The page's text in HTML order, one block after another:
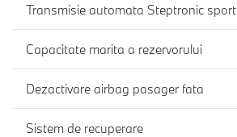
Transmisie automata Steptronic sport
Capacitate marita a rezervorului
Dezactivare airbag pasager fata
Sistem de recuperare